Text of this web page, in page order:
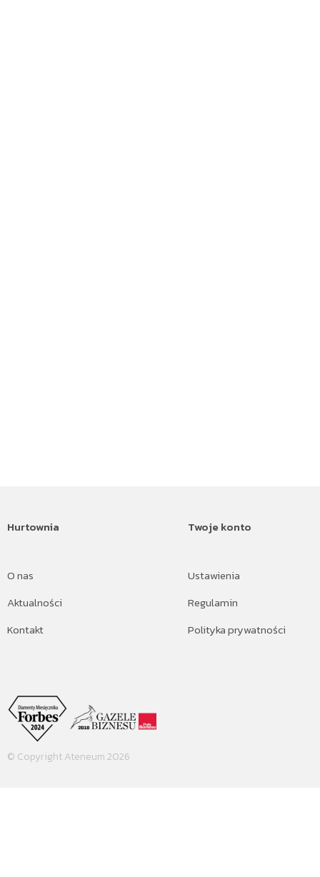
Hurtownia
O nas
Aktualności
Kontakt
Twoje konto
Ustawienia
Regulamin
Polityka prywatności
© Copyright Ateneum 2026